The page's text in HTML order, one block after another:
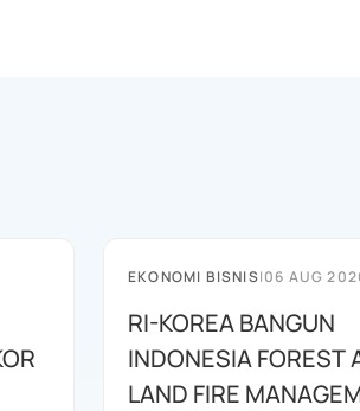
EKONOMI BISNIS|06 AUG
RI-KOREA BANGUN
INDONESIA FOREST
LAND FIRE